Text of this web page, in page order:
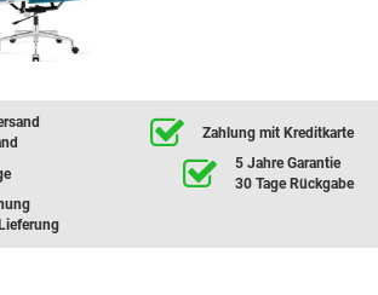
Zahlung mit Kreditkarte
5 Jahre Garantie
30 Tage Rückgabe